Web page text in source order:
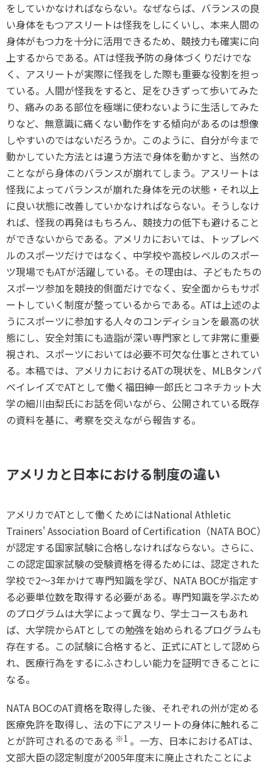
個人情報保護方針
ソーシャルメディア運営方針
© 2020
社会づくり
自治体との連携
各教育機関との連携
スポーツ振興団体との連携
【動画】スポーツでアクティブなまちづくり
知る学ぶ
SPORT POLICY INCUBATOR ―スポーツ政策の『卵』 ―
Sport Topics
スポーツ 歴史の検証
スポーツ辞典
SSF BOOKS
をしていかなければならない。なぜならば、バランスの良
い身体をもつアスリートは怪我をしにくいし、本来人間の
身体がもつ力を十分に活用できるため、競技力も確実に向
上するからである。ATは怪我予防の身体づくりだけでな
く、アスリートが実際に怪我をした際も重要な役割を担っ
ている。人間が怪我をすると、足をひきずって歩いてみた
り、痛みのある部位を極端に使わないように生活してみた
りなど、無意識に痛くない動作をする傾向があるのは想像
しやすいのではないだろうか。このように、自分が今まで
動かしていた方法とは違う方法で身体を動かすと、当然の
ことながら身体のバランスが崩れてしまう。アスリートは
怪我によってバランスが崩れた身体を元の状態・それ以上
に良い状態に改善していかなければならない。そうしなけ
れば、怪我の再発はもちろん、競技力の低下も避けること
ができないからである。アメリカにおいては、トップレベ
ルのスポーツだけではなく、中学校や高校レベルのスポー
ツ現場でもATが活躍している。その理由は、子どもたちの
スポーツ参加を競技的側面だけでなく、安全面からもサポ
ートしていく制度が整っているからである。ATは上述のよ
うにスポーツに参加する人々のコンディションを最高の状
態にし、安全対策にも造詣が深い専門家として非常に重要
視され、スポーツにおいては必要不可欠な仕事とされてい
る。本稿では、アメリカにおけるATの現状を、MLBタンパ
ベイレイズでATとして働く福田紳一郎氏とコネチカット大
学の細川由梨氏にお話を伺いながら、公開されている既存
の資料を基に、考察を交えながら報告する。
アメリカと日本における制度の違い
アメリカでATとして働くためにはNational Athletic
Trainers' Association Board of Certification（NATA BOC）
が認定する国家試験に合格しなければならない。さらに、
この認定国家試験の受験資格を得るためには、認定された
学校で2～3年かけて専門知識を学び、NATA BOCが指定す
る必要単位数を取得する必要がある。専門知識を学ぶため
のプログラムは大学によって異なり、学士コースもあれ
ば、大学院からATとしての勉強を始められるプログラムも
存在する。この試験に合格すると、正式にATとして認めら
れ、医療行為をするにふさわしい能力を証明できることに
なる。
NATA BOCのAT資格を取得した後、それぞれの州が定める
医療免許を取得し、法の下にアスリートの身体に触れるこ
とが許可されるのである ※1 。一方、日本におけるATは、
文部大臣の認定制度が2005年度末に廃止されたことによ